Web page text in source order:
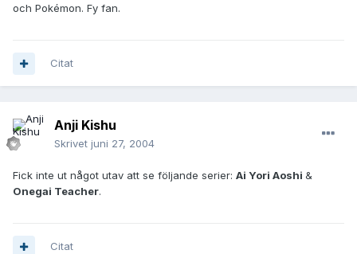
och Pokémon. Fy fan.
Citat
Anji Kishu
Skrivet juni 27, 2004
Fick inte ut något utav att se följande serier: Ai Yori Aoshi &
Onegai Teacher.
Citat